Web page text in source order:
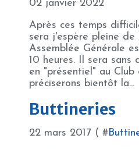
02 janvier 2022
Après ces temps
sera j'espère pleine de
Assemblée Générale
10 heures. Il sera
en "présentiel" au Club
préciserons bientôt la...
Buttineries
22 mars 2017 ( #